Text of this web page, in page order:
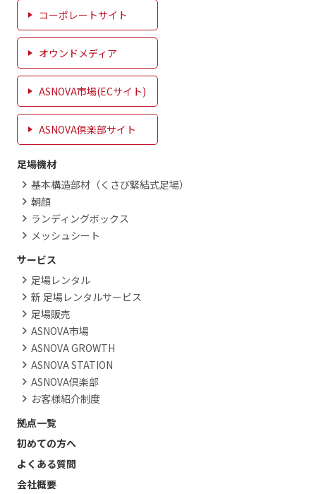
コーポレートサイト
オウンドメディア
ASNOVA市場(ECサイト)
ASNOVA倶楽部サイト
足場機材
基本構造部材（くさび緊結式足場）
朝顔
ランディングボックス
メッシュシート
サービス
足場レンタル
新 足場レンタルサービス
足場販売
ASNOVA市場
ASNOVA GROWTH
ASNOVA STATION
ASNOVA倶楽部
お客様紹介制度
拠点一覧
初めての方へ
よくある質問
会社概要